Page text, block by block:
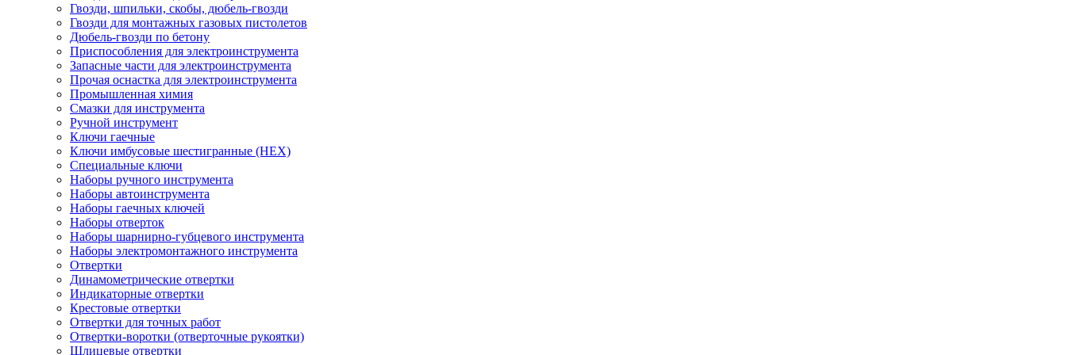
Гвозди, шпильки, скобы, дюбель-гвозди
Гвозди для монтажных газовых пистолетов
Дюбель-гвозди по бетону
Приспособления для электроинструмента
Запасные части для электроинструмента
Прочая оснастка для электроинструмента
Промышленная химия
Смазки для инструмента
Ручной инструмент
Ключи гаечные
Ключи имбусовые шестигранные (HEX)
Специальные ключи
Наборы ручного инструмента
Наборы автоинструмента
Наборы гаечных ключей
Наборы отверток
Наборы шарнирно-губцевого инструмента
Наборы электромонтажного инструмента
Отвертки
Динамометрические отвертки
Индикаторные отвертки
Крестовые отвертки
Отвертки для точных работ
Отвертки-воротки (отверточные рукоятки)
Шлицевые отвертки